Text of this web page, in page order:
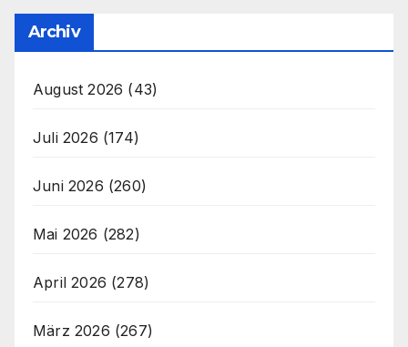
Archiv
August 2026 (43)
Juli 2026 (174)
Juni 2026 (260)
Mai 2026 (282)
April 2026 (278)
März 2026 (267)